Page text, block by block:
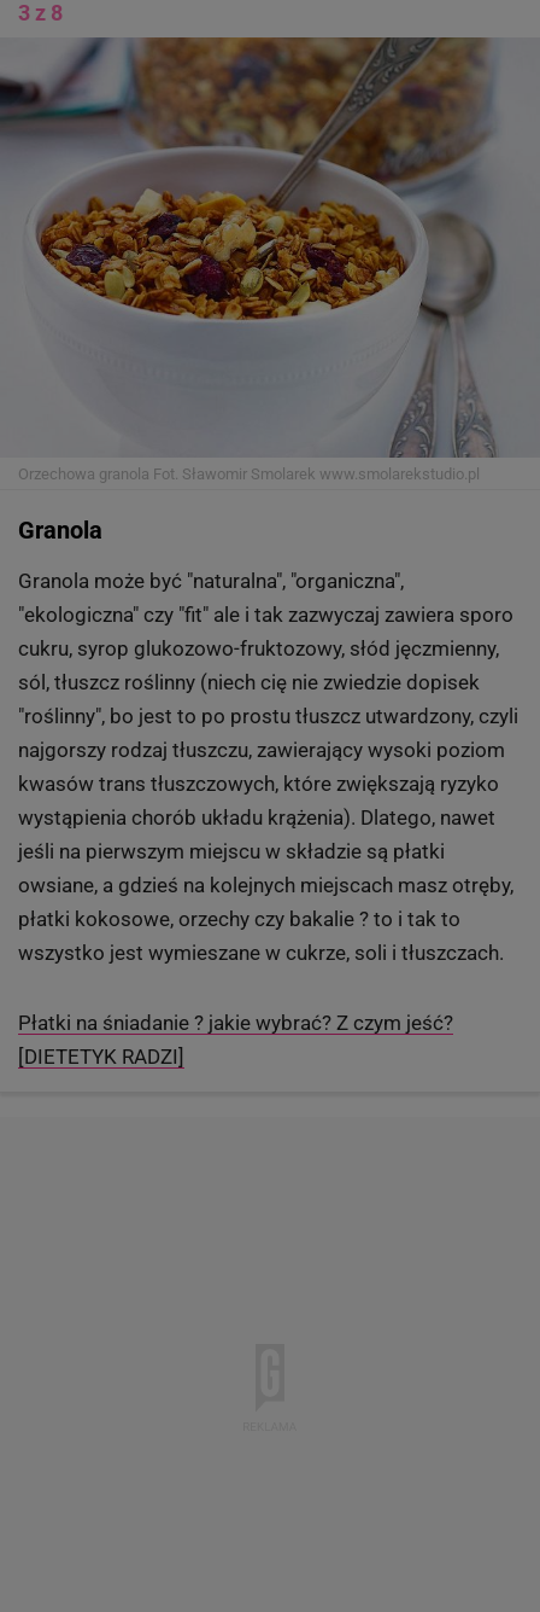
3 z 8
Orzechowa granola Fot. Sławomir Smolarek www.smolarekstudio.pl
Granola
Granola może być "naturalna", "organiczna",
"ekologiczna" czy "fit" ale i tak zazwyczaj zawiera sporo
cukru, syrop glukozowo-fruktozowy, słód jęczmienny,
sól, tłuszcz roślinny (niech cię nie zwiedzie dopisek
"roślinny", bo jest to po prostu tłuszcz utwardzony, czyli
najgorszy rodzaj tłuszczu, zawierający wysoki poziom
kwasów trans tłuszczowych, które zwiększają ryzyko
wystąpienia chorób układu krążenia). Dlatego, nawet
jeśli na pierwszym miejscu w składzie są płatki
owsiane, a gdzieś na kolejnych miejscach masz otręby,
płatki kokosowe, orzechy czy bakalie ? to i tak to
wszystko jest wymieszane w cukrze, soli i tłuszczach.
Płatki na śniadanie ? jakie wybrać? Z czym jeść?
[DIETETYK RADZI]